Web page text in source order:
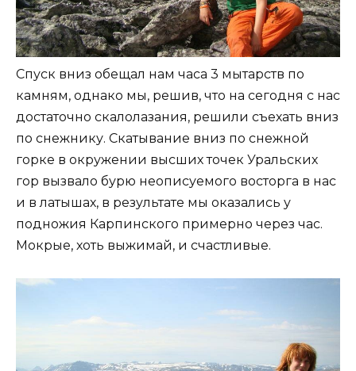
Спуск вниз обещал нам часа 3 мытарств по
камням, однако мы, решив, что на сегодня с нас
достаточно скалолазания, решили съехать вниз
по снежнику. Скатывание вниз по снежной
горке в окружении высших точек Уральских
гор вызвало бурю неописуемого восторга в нас
и в латышах, в результате мы оказались у
подножия Карпинского примерно через час.
Мокрые, хоть выжимай, и счастливые.